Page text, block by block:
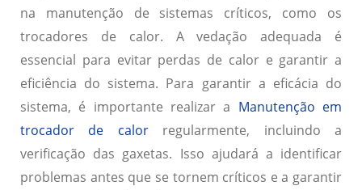
na manutenção de sistemas críticos, como os
trocadores de calor. A vedação adequada é
essencial para evitar perdas de calor e garantir a
eficiência do sistema. Para garantir a eficácia do
sistema, é importante realizar a Manutenção em
trocador de calorregularmente, incluindo a
verificação das gaxetas. Isso ajudará a identificar
problemas antes que se tornem críticos e a garantir